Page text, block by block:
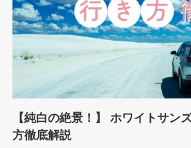
【純白の絶景！】 ホワイトサン
方徹底解説